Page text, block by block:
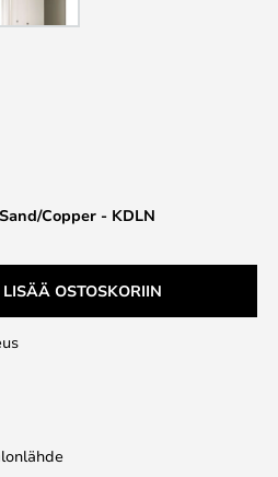
Copper - KDLN
LISÄÄ OSTOSKORIIN